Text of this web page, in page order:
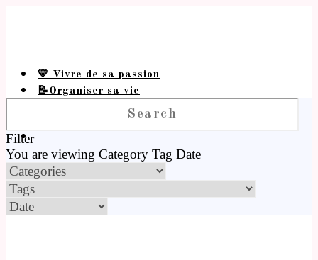
💛 Vivre de sa passion
📝Organiser sa vie
Filter
You are viewing Category Tag Date